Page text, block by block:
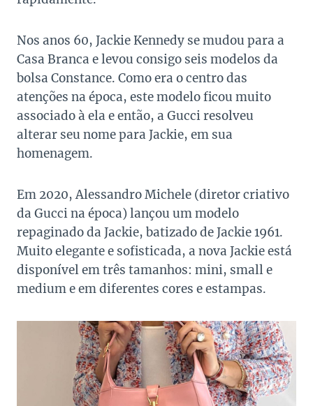
Nos anos 60, Jackie Kennedy se mudou para a
Casa Branca e levou consigo seis modelos da
bolsa Constance. Como era o centro das
atenções na época, este modelo ficou muito
associado à ela e então, a Gucci resolveu
alterar seu nome para Jackie, em sua
homenagem.
Em 2020, Alessandro Michele (diretor criativo
da Gucci na época) lançou um modelo
repaginado da Jackie, batizado de Jackie 1961.
Muito elegante e sofisticada, a nova Jackie está
disponível em três tamanhos: mini, small e
medium e em diferentes cores e estampas.